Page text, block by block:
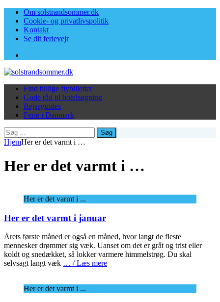
Om solstrandsommer.dk
Cookie- og privatlivspolitik
Kontakt
Se dit ferievejr
Find billige flybilletter
Gode råd til hotelsøgning
Rejseguides
Ferie i Danmark
Søg
efter:
HjemHer er det varmt i …
Her er det varmt i …
Her er det varmt i ...
Her er det varmt i januar
Årets første måned er også en måned, hvor langt de fleste
mennesker drømmer sig væk. Uanset om det er gråt og trist eller
koldt og snedækket, så lokker varmere himmelstrøg. Du skal
selvsagt langt væk … / Læs mere
Her er det varmt i ...